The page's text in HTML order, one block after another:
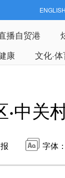
ENGLISH
播自贸港
康 文化·
中关
字体：